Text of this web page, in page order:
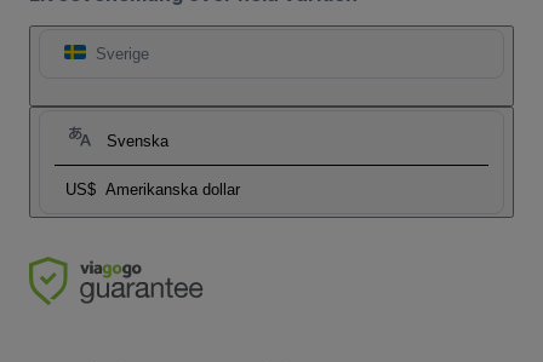
Sverige
Svenska
US$ Amerikanska dollar